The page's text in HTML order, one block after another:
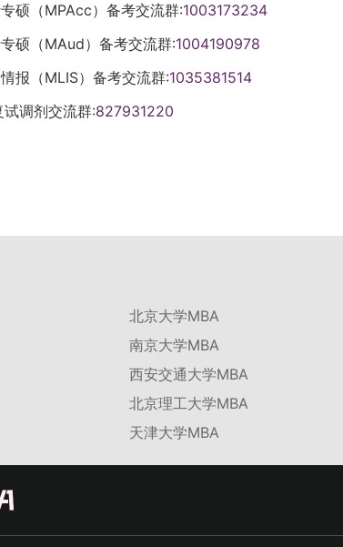
硕（MPAcc）备考交流群:1003173234
硕（MAud）备考交流群:1004190978
报（MLIS）备考交流群:1035381514
调剂交流群:827931220
北京大学MBA
南京大学MBA
西安交通大学MBA
北京理工大学MBA
天津大学MBA